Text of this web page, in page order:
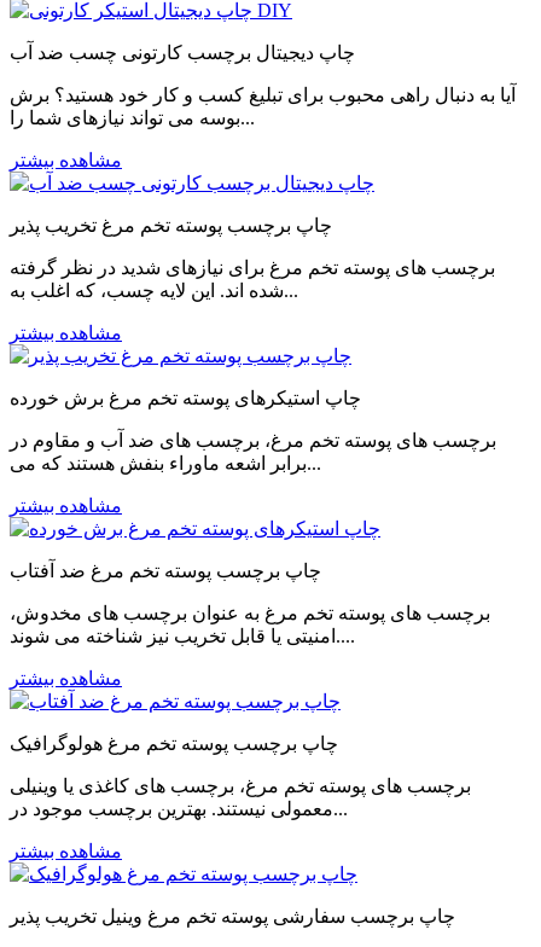
چاپ دیجیتال برچسب کارتونی چسب ضد آب
آیا به دنبال راهی محبوب برای تبلیغ کسب و کار خود هستید؟ برش
بوسه می تواند نیازهای شما را...
مشاهده بیشتر
چاپ برچسب پوسته تخم مرغ تخریب پذیر
برچسب های پوسته تخم مرغ برای نیازهای شدید در نظر گرفته
شده اند. این لایه چسب، که اغلب به...
مشاهده بیشتر
چاپ استیکرهای پوسته تخم مرغ برش خورده
برچسب های پوسته تخم مرغ، برچسب های ضد آب و مقاوم در
برابر اشعه ماوراء بنفش هستند که می...
مشاهده بیشتر
چاپ برچسب پوسته تخم مرغ ضد آفتاب
برچسب های پوسته تخم مرغ به عنوان برچسب های مخدوش،
امنیتی یا قابل تخریب نیز شناخته می شوند....
مشاهده بیشتر
چاپ برچسب پوسته تخم مرغ هولوگرافیک
برچسب های پوسته تخم مرغ، برچسب های کاغذی یا وینیلی
معمولی نیستند. بهترین برچسب موجود در...
مشاهده بیشتر
چاپ برچسب سفارشی پوسته تخم مرغ وینیل تخریب پذیر